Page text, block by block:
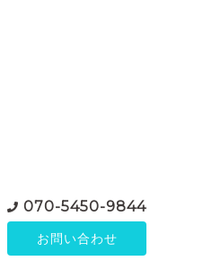
070-5450-9844
お問い合わせ